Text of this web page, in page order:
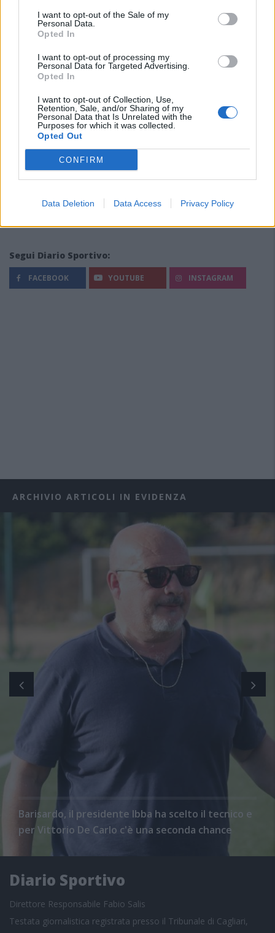
I want to opt-out of the Sale of my
Personal Data.
Opted In
I want to opt-out of processing my
Personal Data for Targeted Advertising.
Opted In
I want to opt-out of Collection, Use,
Retention, Sale, and/or Sharing of my
Personal Data that Is Unrelated with the
Purposes for which it was collected.
Opted Out
CONFIRM
Data Deletion Data Access Privacy Policy
Angiargia e Nenna
5 Ago 2026
Segui Diario Sportivo:
FACEBOOK YOUTUBE INSTAGRAM
ARCHIVIO ARTICOLI IN EVIDENZA
Barisardo, il presidente Ibba ha scelto il tecnico e
per Vittorio De Carlo c'è una seconda chance
Diario Sportivo
Direttore Responsabile Fabio Salis
Testata giornalistica registrata presso il Tribunale di Cagliari,